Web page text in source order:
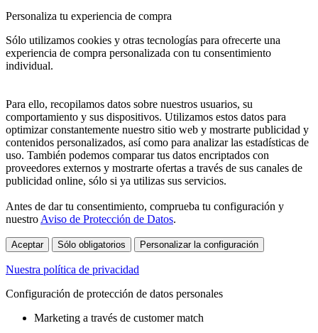
Personaliza tu experiencia de compra
Sólo utilizamos cookies y otras tecnologías para ofrecerte una
experiencia de compra personalizada con tu consentimiento
individual.
Para ello, recopilamos datos sobre nuestros usuarios, su
comportamiento y sus dispositivos. Utilizamos estos datos para
optimizar constantemente nuestro sitio web y mostrarte publicidad y
contenidos personalizados, así como para analizar las estadísticas de
uso. También podemos comparar tus datos encriptados con
proveedores externos y mostrarte ofertas a través de sus canales de
publicidad online, sólo si ya utilizas sus servicios.
Antes de dar tu consentimiento, comprueba tu configuración y
nuestro Aviso de Protección de Datos.
Aceptar Sólo obligatorios Personalizar la configuración
Nuestra política de privacidad
Configuración de protección de datos personales
Marketing a través de customer match